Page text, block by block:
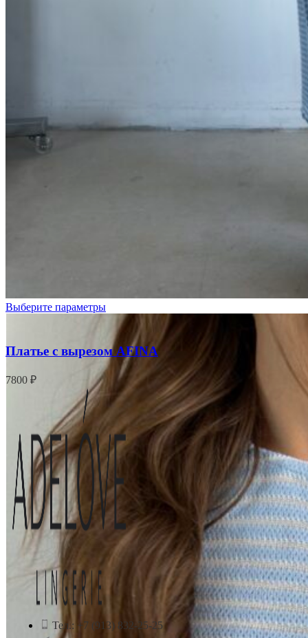
Выберите параметры
Платье с вырезом AFINA
7800 ₽
Тел.: +7 (913) 832-25-25